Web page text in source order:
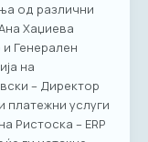
од различни
Хаџиева
Генерален
на
– Директор
платежни услуги
Ристоска – ERP